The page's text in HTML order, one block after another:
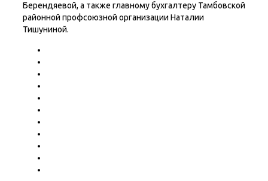
Берендяевой, а также главному бухгалтеру Тамбовской
районной профсоюзной организации Наталии
Тишуниной.